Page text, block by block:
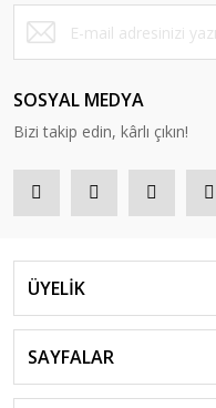
SOSYAL MEDYA
Bizi takip edin, kârlı çıkın!
ÜYELİK
SAYFALAR